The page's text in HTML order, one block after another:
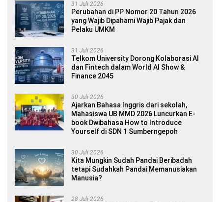
31 Juli 2026
Perubahan di PP Nomor 20 Tahun 2026
yang Wajib Dipahami Wajib Pajak dan
Pelaku UMKM
31 Juli 2026
Telkom University Dorong Kolaborasi AI
dan Fintech dalam World AI Show &
Finance 2045
30 Juli 2026
Ajarkan Bahasa Inggris dari sekolah,
Mahasiswa UB MMD 2026 Luncurkan E-
book Dwibahasa How to Introduce
Yourself di SDN 1 Sumberngepoh
30 Juli 2026
Kita Mungkin Sudah Pandai Beribadah
tetapi Sudahkah Pandai Memanusiakan
Manusia?
28 Juli 2026